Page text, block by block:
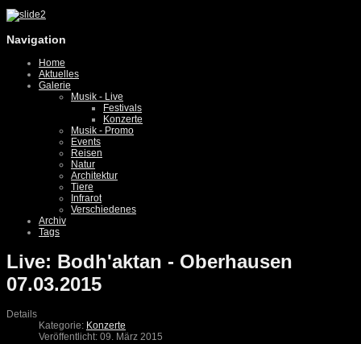
Navigation
Home
Aktuelles
Galerie
Musik - Live
Festivals
Konzerte
Musik - Promo
Events
Reisen
Natur
Architektur
Tiere
Infrarot
Verschiedenes
Archiv
Tags
Live: Bodh'aktan - Oberhausen
07.03.2015
Details
Kategorie: Konzerte
Veröffentlicht: 09. März 2015